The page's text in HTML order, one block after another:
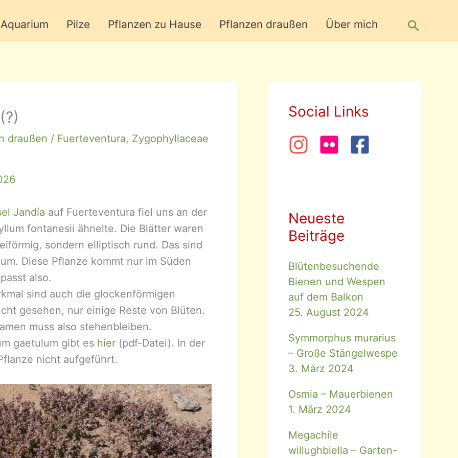
Aquarium Pilze Pflanzen zu Hause Pflanzen draußen Über mich
draußen / Fuerteventura, Zygophyllaceae
Jandía auf Fuerteventura fiel uns an der
fontanesii ähnelte. Die Blätter waren
sondern elliptisch rund. Das sind
Diese Pflanze kommt nur im Süden
also.
sind auch die glockenförmigen
gesehen, nur einige Reste von Blüten.
muss also stehenbleiben.
gaetulum gibt es hier (pdf-Datei). In der
nicht aufgeführt.
Social Links
Neueste
Beiträge
Blütenbesuchende
Bienen und Wespen
auf dem Balkon
25. August 2024
Symmorphus murarius
– Große Stängelwespe
3. März 2024
Osmia – Mauerbienen
1. März 2024
Megachile
willughbiella – Garten-